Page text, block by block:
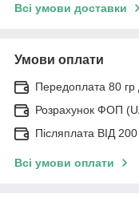
Всі умови доставки
Умови оплати
Передоплата 80
Розрахунок ФОП
Післяплата ВІД
Всі умови оплати